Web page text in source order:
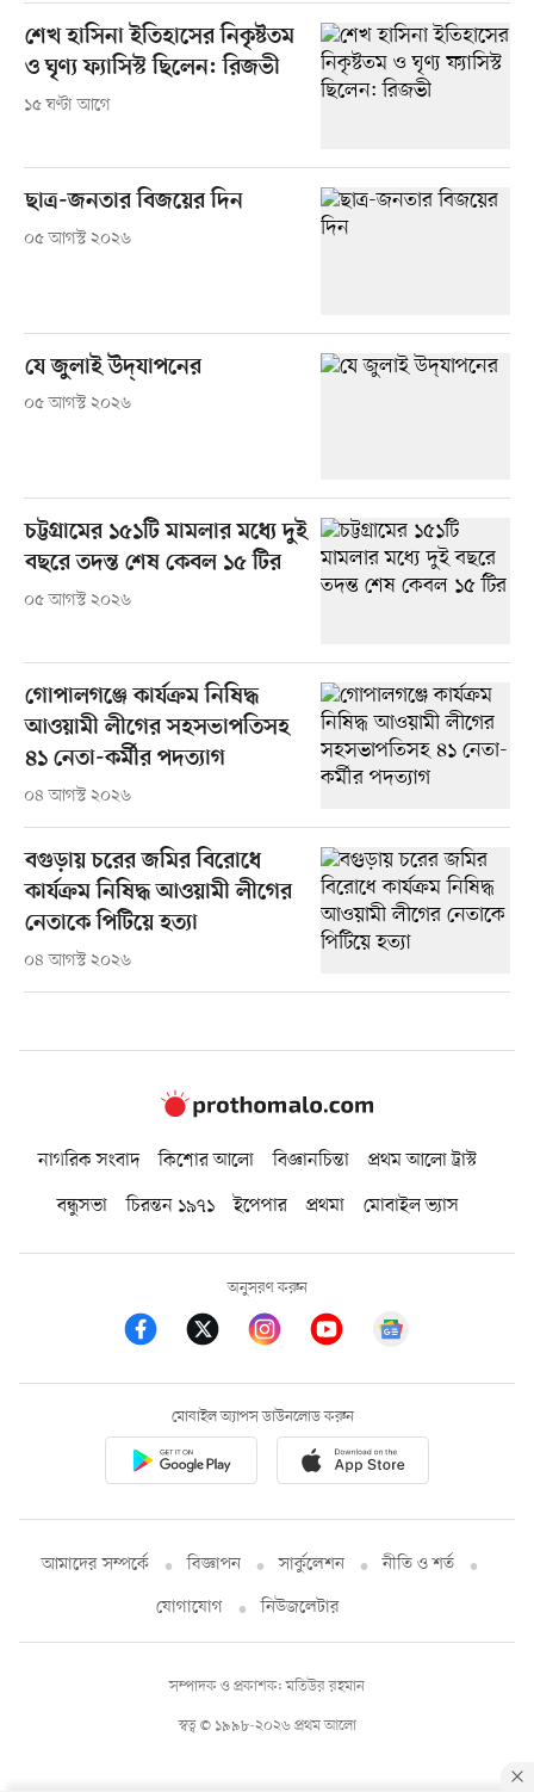
শেখ হাসিনা ইতিহাসের নিকৃষ্টতম
ও ঘৃণ্য ফ্যাসিস্ট ছিলেন: রিজভী
১৫ ঘণ্টা আগে
ছাত্র-জনতার বিজয়ের দিন
০৫ আগস্ট ২০২৬
যে জুলাই উদ্‌যাপনের
০৫ আগস্ট ২০২৬
চট্টগ্রামের ১৫১টি মামলার মধ্যে দুই
বছরে তদন্ত শেষ কেবল ১৫ টির
০৫ আগস্ট ২০২৬
গোপালগঞ্জে কার্যক্রম নিষিদ্ধ
আওয়ামী লীগের সহসভাপতিসহ
৪১ নেতা-কর্মীর পদত্যাগ
০৪ আগস্ট ২০২৬
বগুড়ায় চরের জমির বিরোধে
কার্যক্রম নিষিদ্ধ আওয়ামী লীগের
নেতাকে পিটিয়ে হত্যা
০৪ আগস্ট ২০২৬
নাগরিক সংবাদ কিশোর আলো বিজ্ঞানচিন্তা
প্রথম আলো ট্রাস্ট
বন্ধুসভা
চিরন্তন ১৯৭১ ইপেপার প্রথমা মোবাইল ভ্যাস
অনুসরণ করুন
মোবাইল অ্যাপস ডাউনলোড করুন
আমাদের সম্পর্কে বিজ্ঞাপন সার্কুলেশন
নীতি ও শর্ত
যোগাযোগ
নিউজলেটার
স্বত্ব © ১৯৯৮-২০২৬ প্রথম আলো
সম্পাদক ও প্রকাশক: মতিউর রহমান